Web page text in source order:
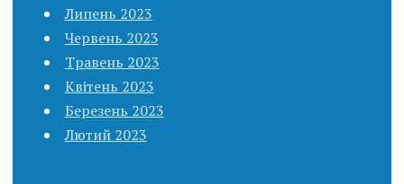
Липень 2023
Червень 2023
Травень 2023
Квітень 2023
Березень 2023
Лютий 2023